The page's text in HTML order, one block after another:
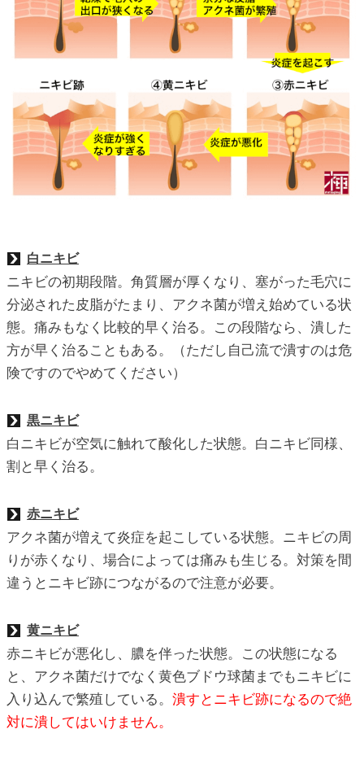
白ニキビ
ニキビの初期段階。角質層が厚くなり、塞がった毛穴に
分泌された皮脂がたまり、アクネ菌が増え始めている状
態。痛みもなく比較的早く治る。この段階なら、潰した
方が早く治ることもある。（ただし自己流で潰すのは危
険ですのでやめてください）
黒ニキビ
白ニキビが空気に触れて酸化した状態。白ニキビ同様、
割と早く治る。
赤ニキビ
アクネ菌が増えて炎症を起こしている状態。ニキビの周
りが赤くなり、場合によっては痛みも生じる。対策を間
違うとニキビ跡につながるので注意が必要。
黄ニキビ
赤ニキビが悪化し、膿を伴った状態。この状態になる
と、アクネ菌だけでなく黄色ブドウ球菌までもニキビに
入り込んで繁殖している。 潰すとニキビ跡になるので絶
対に潰してはいけません。